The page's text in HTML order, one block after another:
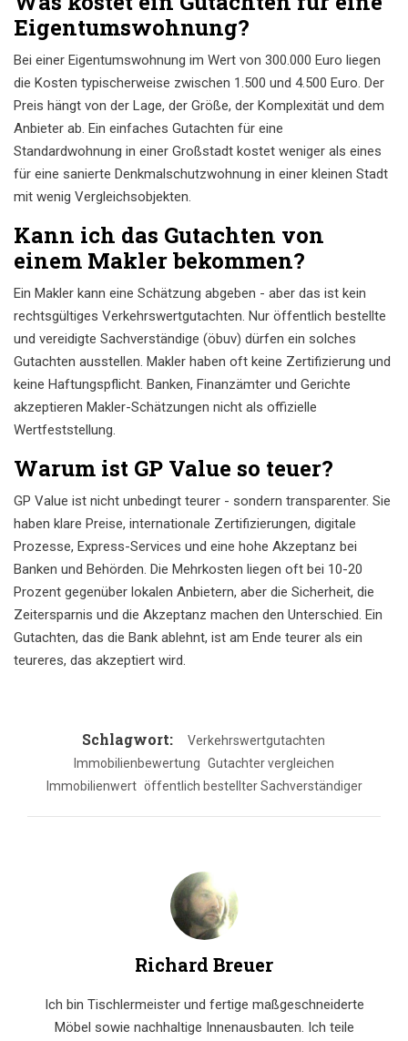
Eigentumswohnung?
Bei einer Eigentumswohnung im Wert von 300.000 Euro liegen
die Kosten typischerweise zwischen 1.500 und 4.500 Euro. Der
Preis hängt von der Lage, der Größe, der Komplexität und dem
Anbieter ab. Ein einfaches Gutachten für eine
Standardwohnung in einer Großstadt kostet weniger als eines
für eine sanierte Denkmalschutzwohnung in einer kleinen Stadt
mit wenig Vergleichsobjekten.
Kann ich das Gutachten von
einem Makler bekommen?
Ein Makler kann eine Schätzung abgeben - aber das ist kein
rechtsgültiges Verkehrswertgutachten. Nur öffentlich bestellte
und vereidigte Sachverständige (öbuv) dürfen ein solches
Gutachten ausstellen. Makler haben oft keine Zertifizierung und
keine Haftungspflicht. Banken, Finanzämter und Gerichte
akzeptieren Makler-Schätzungen nicht als offizielle
Wertfeststellung.
Warum ist GP Value so teuer?
GP Value ist nicht unbedingt teurer - sondern transparenter. Sie
haben klare Preise, internationale Zertifizierungen, digitale
Prozesse, Express-Services und eine hohe Akzeptanz bei
Banken und Behörden. Die Mehrkosten liegen oft bei 10-20
Prozent gegenüber lokalen Anbietern, aber die Sicherheit, die
Zeitersparnis und die Akzeptanz machen den Unterschied. Ein
Gutachten, das die Bank ablehnt, ist am Ende teurer als ein
teureres, das akzeptiert wird.
Schlagwort:
Verkehrswertgutachten
Immobilienbewertung Gutachter vergleichen
Immobilienwert öffentlich bestellter Sachverständiger
Richard Breuer
Ich bin Tischlermeister und fertige maßgeschneiderte
Möbel sowie nachhaltige Innenausbauten. Ich teile